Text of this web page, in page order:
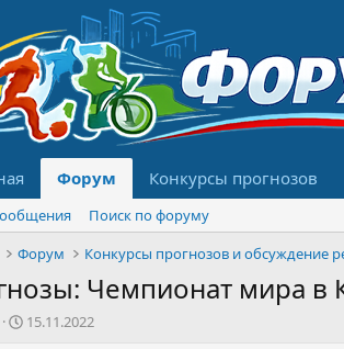
Форум Конкурсы прогнозов
Поиск по форуму
Форум
Чемпионат мира в
Д15.11.2022